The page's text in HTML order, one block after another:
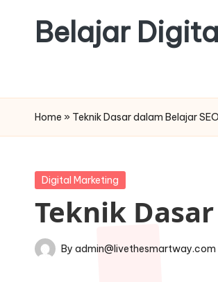
Belajar
Home » Teknik Dasar dalam Belajar SEO
Posted
Digital Marketing
Teknik
Posted
By admin@livethesmartway.com